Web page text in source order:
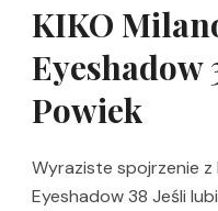
KIKO
Eyeshadow
Powiek
Wyraziste spojrzenie z
Eyeshadow 38 Jeśli